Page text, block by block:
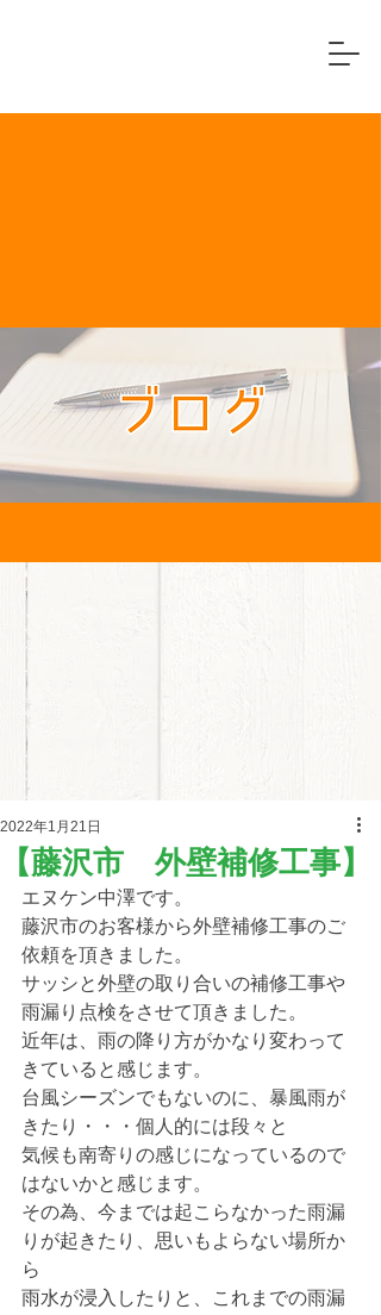
【藤沢市 外壁補修工事】
2022年1月21日
エヌケン中澤です。
藤沢市のお客様から外壁補修工事のご
依頼を頂きました。
サッシと外壁の取り合いの補修工事や
雨漏り点検をさせて頂きました。
近年は、雨の降り方がかなり変わって
きていると感じます。
台風シーズンでもないのに、暴風雨が
きたり・・・個人的には段々と
気候も南寄りの感じになっているので
はないかと感じます。
その為、今までは起こらなかった雨漏
りが起きたり、思いもよらない場所か
ら
雨水が浸入したりと、これまでの雨漏